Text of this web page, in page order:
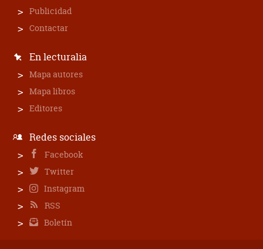
Publicidad
Contactar
En lecturalia
Mapa autores
Mapa libros
Editores
Redes sociales
Facebook
Twitter
Instagram
RSS
Boletín